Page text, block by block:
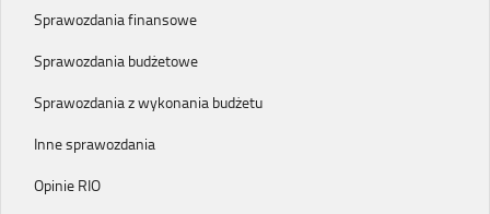
Sprawozdania finansowe
Sprawozdania budżetowe
Sprawozdania z wykonania budżetu
Inne sprawozdania
Opinie RIO